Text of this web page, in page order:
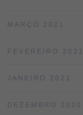
MARÇO 2021
FEVEREIRO 2021
JANEIRO 2021
DEZEMBRO 2020